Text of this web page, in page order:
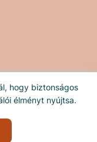
hogy biztonságos
élményt nyújtsa.